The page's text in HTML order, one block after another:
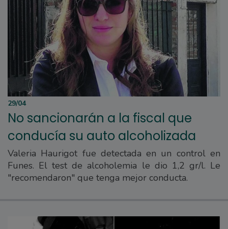
29/04
No sancionarán a la fiscal que
conducía su auto alcoholizada
Valeria Haurigot fue detectada en un control en
Funes. El test de alcoholemia le dio 1,2 gr/l. Le
"recomendaron" que tenga mejor conducta.